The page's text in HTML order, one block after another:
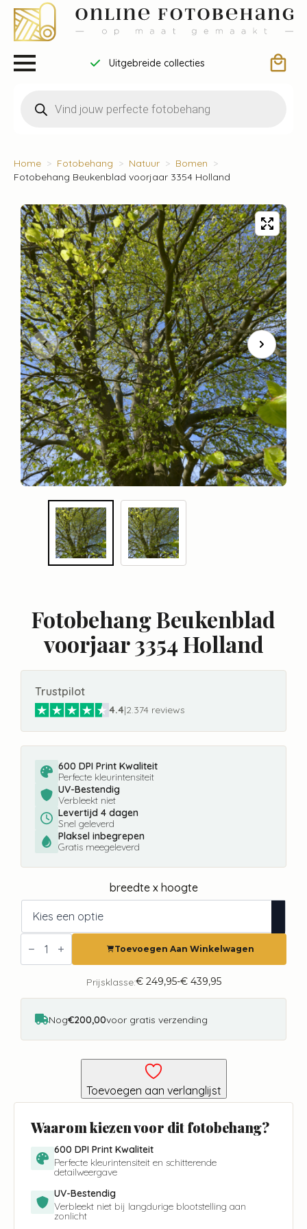
Uitgebreide collecties
zoeken
Home Fotobehang Natuur
Bomen
Fotobehang Beukenblad voorjaar 3354 Holland
Fotobehang Beukenblad
voorjaar 3354 Holland
Trustpilot
4.4|2.374 reviews
600 DPI Print Kwaliteit
Perfecte kleurintensiteit
UV-Bestendig
Verbleekt niet
Levertijd 4 dagen
Snel geleverd
Plaksel inbegrepen
Gratis meegeleverd
breedte x hoogte
Fotobehang
Beukenblad
Toevoegen Aan Winkelwagen
Prijsklasse:€249,95-€439,95
Prijsklasse:
€ 249,95
€ 439,95
Nog€200,00voor gratis verzending
Toevoegen aan verlanglijst
Waarom kiezen voor dit fotobehang?
600 DPI Print Kwaliteit
Perfecte kleurintensiteit en schitterende
detailweergave
UV-Bestendig
Verbleekt niet bij langdurige blootstelling aan
zonlicht